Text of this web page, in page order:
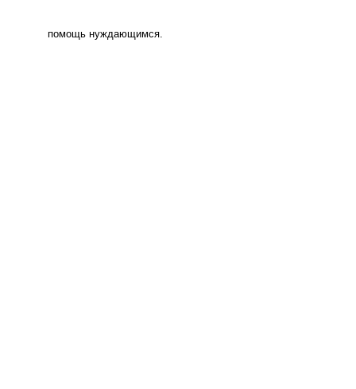
помощь нуждающимся.